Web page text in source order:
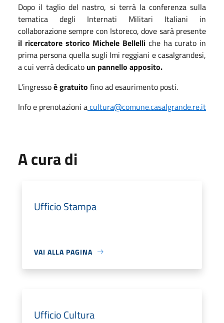
Dopo il taglio del nastro, si terrà la conferenza sulla
tematica degli Internati Militari Italiani in
collaborazione sempre con Istoreco, dove sarà presente
il ricercatore storico Michele Bellelli che ha curato in
prima persona quella sugli Imi reggiani e casalgrandesi,
a cui verrà dedicato un pannello apposito.
L'ingressoè gratuito fino ad esaurimento posti.
Info e prenotazioni acultura@comune.casalgrande.re.it
A cura di
Ufficio Stampa
VAI ALLA PAGINA
Ufficio Cultura